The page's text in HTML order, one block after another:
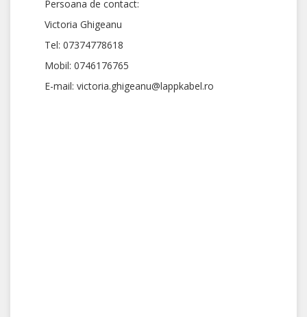
Persoana de contact:
Victoria Ghigeanu
Tel: 07374778618
Mobil: 0746176765
E-mail: victoria.ghigeanu@lappkabel.ro